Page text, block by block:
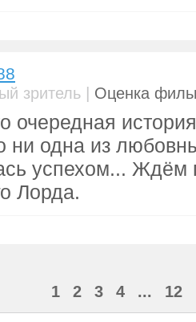
зритель | Оценка
очередная
ни одна из
успехом... Ждём
Лорда.
1 2 3 4 ... 12